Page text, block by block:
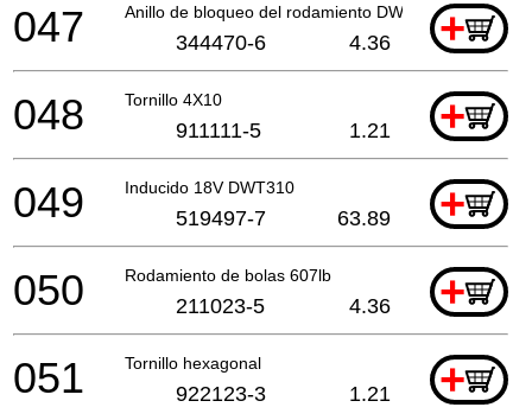
Anillo de bloqueo del rodamiento DWT310+
047 344470-6 4.36
Tornillo 4X10 +
048 911111-5 1.21
Inducido 18V DWT310 +
049 519497-7 63.89
Rodamiento de bolas 607lb +
050 211023-5 4.36
Tornillo hexagonal +
051 922123-3 1.21